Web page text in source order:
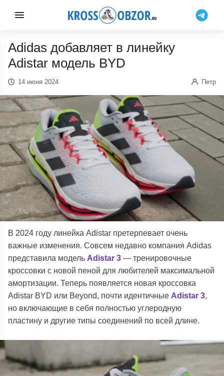
Adidas добавляет в линейку
Adistar модель BYD
14 июня 2024 Петр
В 2024 году линейка Adistar претерпевает очень
важные изменения. Совсем недавно компания Adidas
представила модель Adistar 3 — тренировочные
кроссовки с новой пеной для любителей максимальной
амортизации. Теперь появляется новая кроссовка
Adistar BYD или Beyond, почти идентичные Adistar 3,
но включающие в себя полностью углеродную
пластину и другие типы соединений по всей длине.